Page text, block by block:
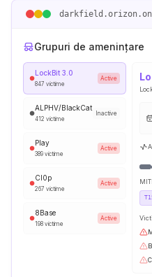
Grupuri de amenințare
LockBit 3.0
847 victime
Active
ALPHV/BlackCat
412 victime
Inactive
Play
389 victime
Active
Cl0p
267 victime
Active
8Base
198 victime
Active